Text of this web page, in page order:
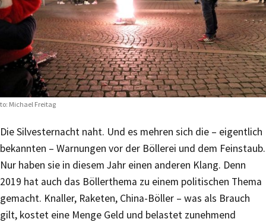
Michael Freitag
Die Silvesternacht naht. Und es mehren sich die – eigentlich
bekannten – Warnungen vor der Böllerei und dem Feinstaub.
Nur haben sie in diesem Jahr einen anderen Klang. Denn
2019 hat auch das Böllerthema zu einem politischen Thema
gemacht. Knaller, Raketen, China-Böller – was als Brauch
gilt, kostet eine Menge Geld und belastet zunehmend